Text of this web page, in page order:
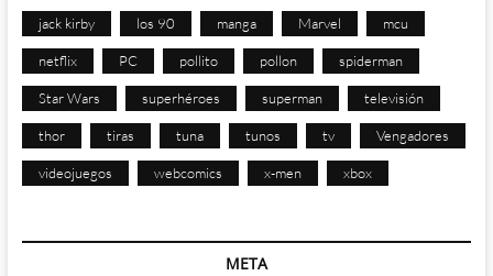
jack kirby los 90 manga Marvel mcu
netflix PC pollito pollon spiderman
Star Wars superhéroes superman televisión
thor tiras tuna tunos tv Vengadores
videojuegos webcomics x-men xbox
META